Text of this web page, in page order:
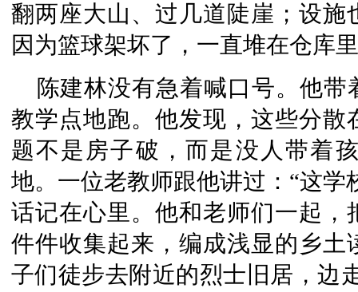
翻两座大山、过几道陡崖；设
因为篮球架坏了，一直堆在仓库
陈建林没有急着喊口号。他带
教学点地跑。他发现，这些分散
题不是房子破 ，而是没 人带着
地。一位老教师跟他讲过：“这
话记在心里。他和老师们一起
件件收集起来，编成浅显的乡
子们徒步去附近的烈士旧居，边